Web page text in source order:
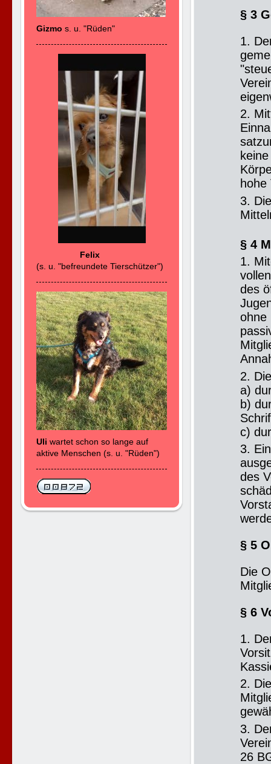
§ 3
1.
2.
3.
§ 4
1.
des
ohne
2.
a)
b)
c)
3.
des
§ 5
Die
§ 6
1.
2.
3.
26
Gizmo s. u. "Rüden"
Felix
(s. u. "befreundete Tierschützer")
Uli wartet schon so lange auf
aktive Menschen (s. u. "Rüden")